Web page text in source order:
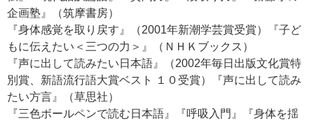
企画塾』（筑摩書房）
『身体感覚を取り戻す』（2001年新潮学芸賞受賞）『子ど
もに伝えたい＜三つの力＞』（ＮＨＫブックス）
『声に出して読みたい日本語』（2002年毎日出版文化賞特
別賞、新語流行語大賞ベスト １０受賞）『声に出して読み
たい方言』（草思社）
『三色ボールペンで読む日本語』『呼吸入門』『身体を揺